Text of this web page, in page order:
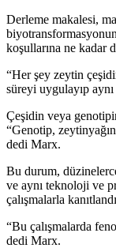
Derleme makalesi,
koşullarına ne kadar
“Herşey zeytin
süreyi uygulayıp
Çeşidin veya
“Genotip,
dedi Marx.
Bu durum,
ve aynı teknoloji ve
çalışmalarla
“Bu çalışmalarda
dedi Marx.